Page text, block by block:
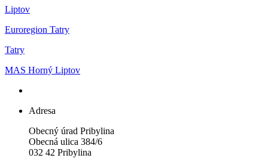
Liptov
Euroregion Tatry
Tatry
MAS Horný Liptov
Adresa
Obecný úrad Pribylina
Obecná ulica 384/6
032 42 Pribylina